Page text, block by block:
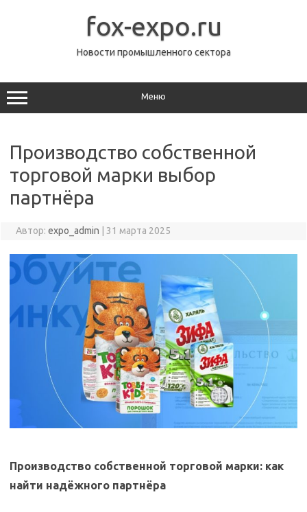
fox-expo.ru
Новости промышленного сектора
Меню
Производство собственной
торговой марки выбор
партнёра
Автор: expo_admin 31 марта 2025
Производство собственной торговой марки: как
найти надёжного партнёра